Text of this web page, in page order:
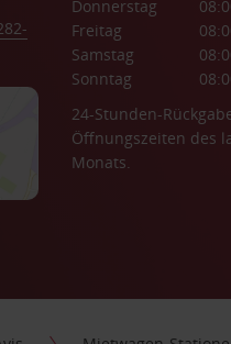
Donnerstag
Freitag
Samstag
Sonntag
24-Stunden-
Öffnungszeiten des
Monats.